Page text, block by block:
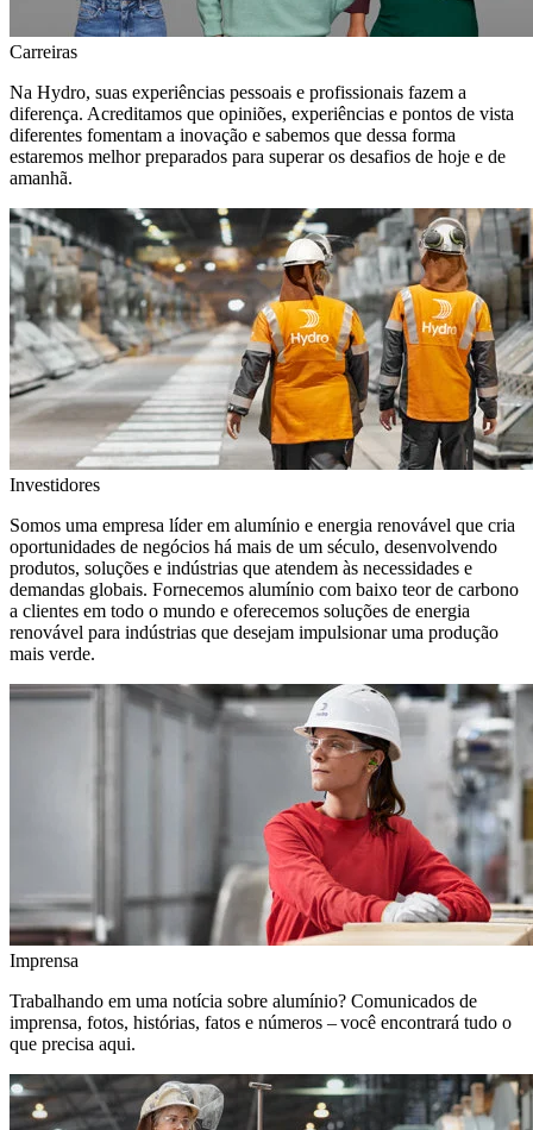
Carreiras
Na Hydro, suas experiências pessoais e profissionais fazem a
diferença. Acreditamos que opiniões, experiências e pontos de vista
diferentes fomentam a inovação e sabemos que dessa forma
estaremos melhor preparados para superar os desafios de hoje e de
amanhã.
Investidores
Somos uma empresa líder em alumínio e energia renovável que cria
oportunidades de negócios há mais de um século, desenvolvendo
produtos, soluções e indústrias que atendem às necessidades e
demandas globais. Fornecemos alumínio com baixo teor de carbono
a clientes em todo o mundo e oferecemos soluções de energia
renovável para indústrias que desejam impulsionar uma produção
mais verde.
Imprensa
Trabalhando em uma notícia sobre alumínio? Comunicados de
imprensa, fotos, histórias, fatos e números – você encontrará tudo o
que precisa aqui.